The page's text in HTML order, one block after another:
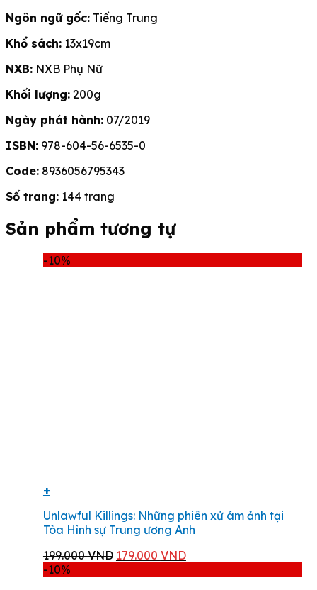
Ngôn ngữ gốc: Tiếng Trung
Khổ sách: 13x19cm
NXB: NXB Phụ Nữ
Khối lượng: 200g
Ngày phát hành: 07/2019
ISBN: 978-604-56-6535-0
Code: 8936056795343
Số trang: 144 trang
Sản phẩm tương tự
-10%
+
Unlawful Killings: Những phiên xử ám ảnh tại
Tòa Hình sự Trung ương Anh
199.000VND Giá
179.000 VNDGiá
-10%